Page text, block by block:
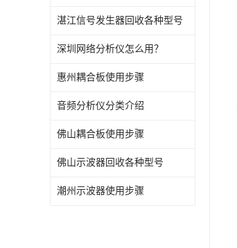
湛江信号发生器回收各种型号
深圳网络分析仪怎么用？
惠州耦合板使用步骤
音频分析仪分类介绍
佛山耦合板使用步骤
佛山示波器回收各种型号
潮州示波器使用步骤